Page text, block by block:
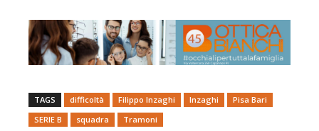
TAGS difficoltà Filippo Inzaghi Inzaghi
Pisa Bari
SERIE B
squadra Tramoni